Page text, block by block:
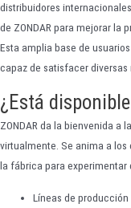
distribuidores
de ZONDAR para mejorar la
Esta amplia base de
capaz de satisfacer
¿Está
ZONDAR da la bienvenida a
virtualmente. Se anima a
la fábrica para experimentar
Líneas de